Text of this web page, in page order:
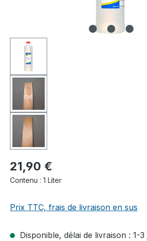
21,90 €
Contenu : 1 Liter
Prix TTC, frais de livraison en sus
Disponible, délai de livraison : 1-3